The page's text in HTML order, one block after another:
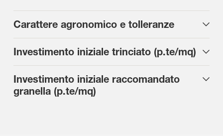
Carattere agronomico e tolleranze
Investimento iniziale trinciato (p.te/mq)
Investimento iniziale raccomandato
granella (p.te/mq)